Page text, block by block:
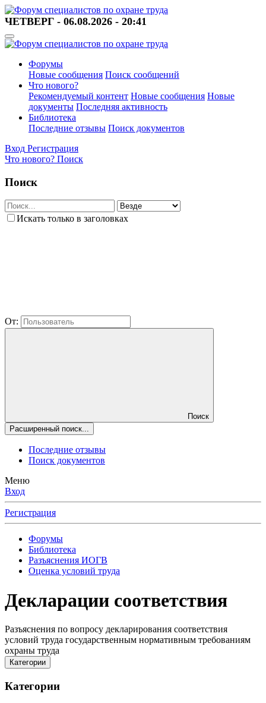
ЧЕТВЕРГ - 06.08.2026 - 20:41
Форумы
Новые сообщения Поиск сообщений
Что нового?
Рекомендуемый контент Новые сообщения Новые
документы Последняя активность
Библиотека
Последние отзывы Поиск документов
Вход Регистрация
Что нового? Поиск
Поиск
Искать только в заголовках
От:
Поиск
Расширенный поиск...
Последние отзывы
Поиск документов
Меню
Вход
Регистрация
Форумы
Библиотека
Разъяснения ИОГВ
Оценка условий труда
Декларации соответствия
Разъяснения по вопросу декларирования соответствия
условий труда государственным нормативным требованиям
охраны труда
Категории
Категории